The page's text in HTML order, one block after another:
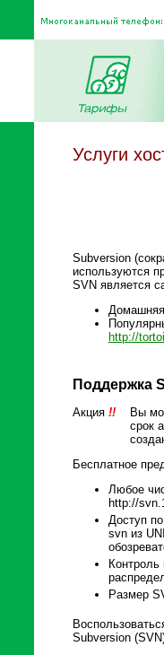
Услуги
Subversion
используются
SVN является
http://
Поддержка
Акция !!
Вы
срок
Бесплатное
Любое
http://
Доступ
svn из
Размер
Subversion